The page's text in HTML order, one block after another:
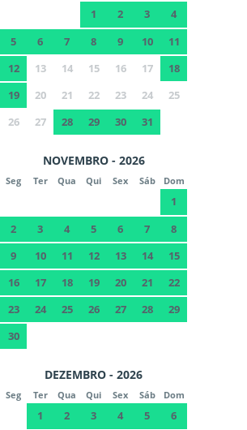
1 2 3
4
5
6 7 8 9 10
11
12
13 14 15 16 17
18
19
20 21 22 23 24
25
26
27 28 29 30 31
NOVEMBRO - 2026
Seg Ter Qua Qui Sex Sáb Dom
1
2
3 4 5 6 7
8
9
10 11 12 13 14
15
16
17 18 19 20 21
22
23
24 25 26 27 28
29
30
DEZEMBRO - 2026
Seg Ter Qua Qui Sex Sáb Dom
1 2 3 4 5
6